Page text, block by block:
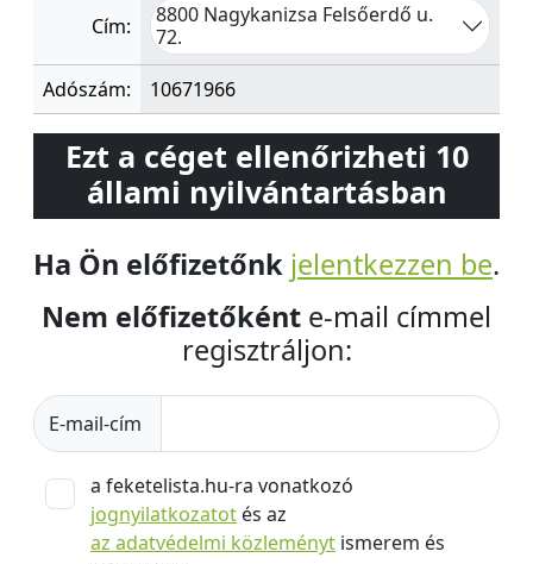
Cím:
8800 Nagykanizsa Felsőerdő u.
72.
Adószám:
10671966
Ezt a céget ellenőrizheti 10
állami nyilvántartásban
Ha Ön előfizetőnk jelentkezzen be.
Nem előfizetőként e-mail címmel
regisztráljon:
E-mail-cím
a feketelista.hu-ra vonatkozó
jognyilatkozatot és az
az adatvédelmi közleményt ismerem és